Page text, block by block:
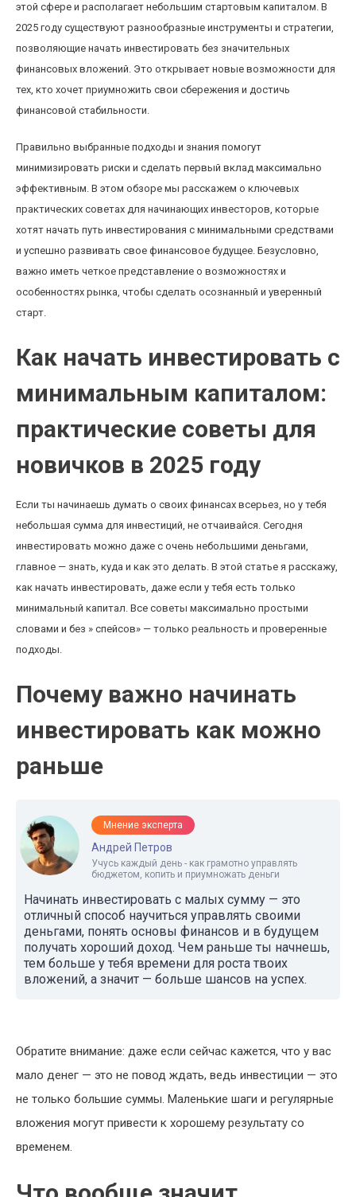
этой сфере и располагает небольшим стартовым капиталом. В
2025 году существуют разнообразные инструменты и стратегии,
позволяющие начать инвестировать без значительных
финансовых вложений. Это открывает новые возможности для
тех, кто хочет приумножить свои сбережения и достичь
финансовой стабильности.
Правильно выбранные подходы и знания помогут
минимизировать риски и сделать первый вклад максимально
эффективным. В этом обзоре мы расскажем о ключевых
практических советах для начинающих инвесторов, которые
хотят начать путь инвестирования с минимальными средствами
и успешно развивать свое финансовое будущее. Безусловно,
важно иметь четкое представление о возможностях и
особенностях рынка, чтобы сделать осознанный и уверенный
старт.
Как начать инвестировать с
минимальным капиталом:
практические советы для
новичков в 2025 году
Если ты начинаешь думать о своих финансах всерьез, но у тебя
небольшая сумма для инвестиций, не отчаивайся. Сегодня
инвестировать можно даже с очень небольшими деньгами,
главное — знать, куда и как это делать. В этой статье я расскажу,
как начать инвестировать, даже если у тебя есть только
минимальный капитал. Все советы максимально простыми
словами и без » спейсов» — только реальность и проверенные
подходы.
Почему важно начинать
инвестировать как можно
раньше
Мнение эксперта
Андрей Петров
Учусь каждый день - как грамотно управлять
бюджетом, копить и приумножать деньги
Начинать инвестировать с малых сумму — это
отличный способ научиться управлять своими
деньгами, понять основы финансов и в будущем
получать хороший доход. Чем раньше ты начнешь,
тем больше у тебя времени для роста твоих
вложений, а значит — больше шансов на успех.
Обратите внимание: даже если сейчас кажется, что у вас
мало денег — это не повод ждать, ведь инвестиции — это
не только большие суммы. Маленькие шаги и регулярные
вложения могут привести к хорошему результату со
временем.